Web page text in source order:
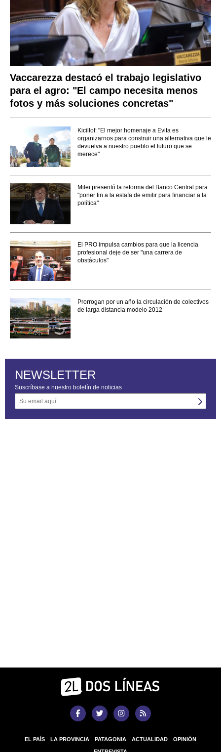
Vaccarezza destacó el trabajo legislativo
para el agro: "El campo necesita menos
fotos y más soluciones concretas"
Kicillof: "El mejor homenaje a Evita es
organizarnos para construir una alternativa que le
devuelva a nuestro pueblo el futuro que se
merece"
Milei presentó la reforma del Banco Central para
"poner fin a la estafa de emitir para financiar a la
política"
El PRO impulsa cambios para que la licencia
profesional deje de ser "una carrera de
obstáculos"
Prorrogan por un año la circulación de colectivos
de larga distancia modelo 2012
NEWSLETTER
Suscríbase a nuestro boletín de noticias
EL PAÍS LA PROVINCIA PATAGONIA ACTUALIDAD OPINIÓN